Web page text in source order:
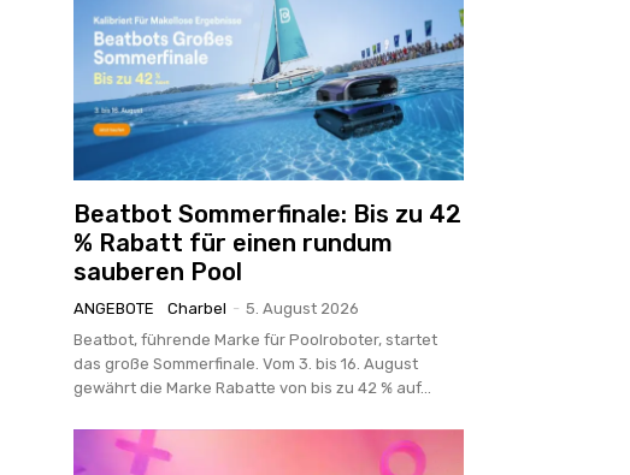
Beatbot Sommerfinale: Bis zu 42
% Rabatt für einen rundum
sauberen Pool
ANGEBOTE Charbel - 5. August 2026
Beatbot, führende Marke für Poolroboter, startet
das große Sommerfinale. Vom 3. bis 16. August
gewährt die Marke Rabatte von bis zu 42 % auf...